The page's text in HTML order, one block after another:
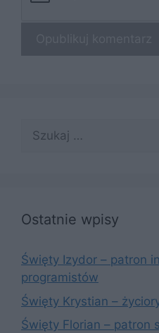
Ostatnie wpisy
Święty Izydor – patron
programistów
Święty Krystian –
Święty Florian – patron